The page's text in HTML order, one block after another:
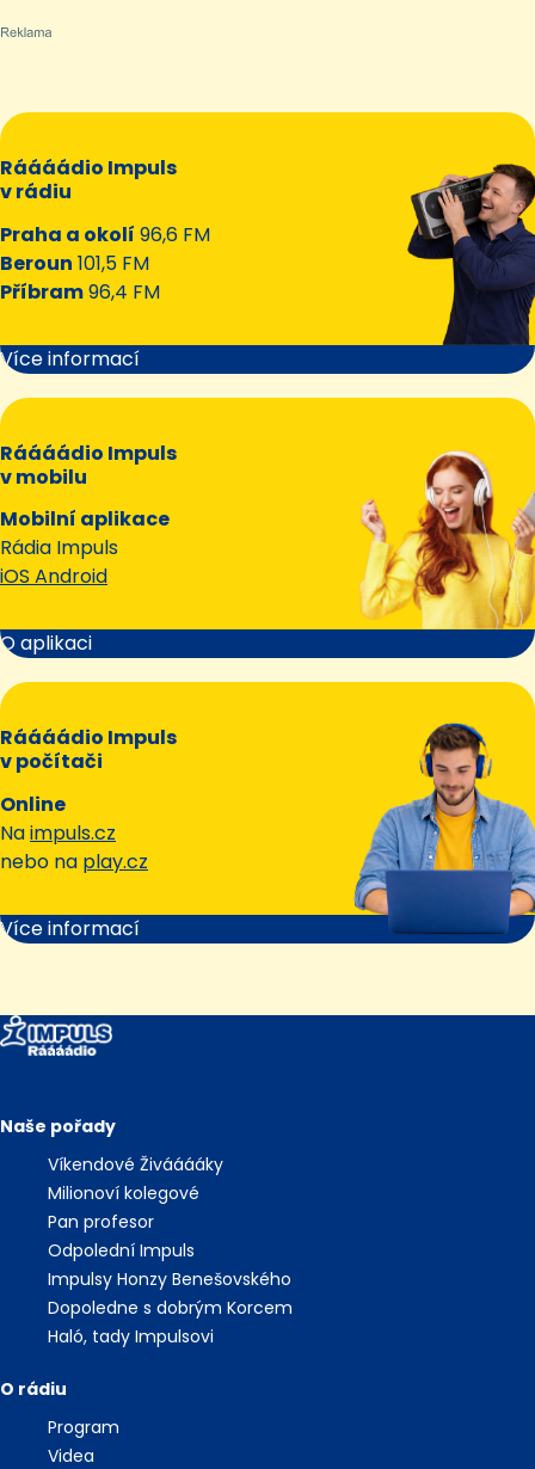
Ráááádio Impuls
v rádiu
Praha a okolí 96,6 FM
Beroun 101,5 FM
Příbram96,4 FM
Více informací
Ráááádio Impuls
v mobilu
Mobilní aplikace
Rádia Impuls
iOS Android
O aplikaci
Ráááádio Impuls
v počítači
Online
Naimpuls.cz
nebo na play.cz
Více informací
Naše pořady
Víkendové Živááááky
Milionoví kolegové
Pan profesor
Odpolední Impuls
Impulsy Honzy Benešovského
Dopoledne s dobrým Korcem
Haló, tady Impulsovi
O rádiu
Program
Videa